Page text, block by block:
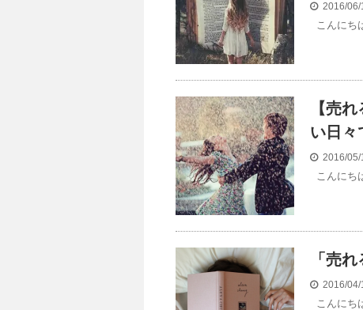
2016/06/
こんにち
【売
い日々
2016/05/
こんにち
「売
2016/04/
こんにち